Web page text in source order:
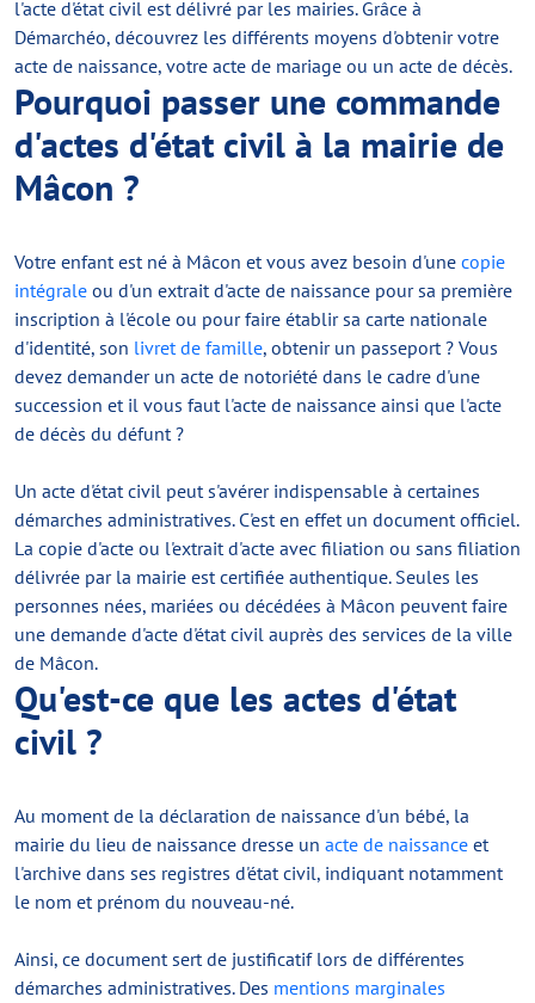
l'acte d'état civil est délivré par les mairies. Grâce à
Démarchéo, découvrez les différents moyens d'obtenir votre
acte de naissance, votre acte de mariage ou un acte de décès.
Pourquoi passer une commande
d'actes d'état civil à la mairie de
Mâcon ?
Votre enfant est né à Mâcon et vous avez besoin d'une copie
intégrale ou d'un extrait d'acte de naissance pour sa première
inscription à l'école ou pour faire établir sa carte nationale
d'identité, son livret de famille, obtenir un passeport ? Vous
devez demander un acte de notoriété dans le cadre d'une
succession et il vous faut l'acte de naissance ainsi que l'acte
de décès du défunt ?
Un acte d'état civil peut s'avérer indispensable à certaines
démarches administratives. C'est en effet un document officiel.
La copie d'acte ou l'extrait d'acte avec filiation ou sans filiation
délivrée par la mairie est certifiée authentique. Seules les
personnes nées, mariées ou décédées à Mâcon peuvent faire
une demande d'acte d'état civil auprès des services de la ville
de Mâcon.
Qu'est-ce que les actes d'état
civil ?
Au moment de la déclaration de naissance d'un bébé, la
mairie du lieu de naissance dresse un acte de naissance et
l'archive dans ses registres d'état civil, indiquant notamment
le nom et prénom du nouveau-né.
Ainsi, ce document sert de justificatif lors de différentes
démarches administratives. Des mentions marginales